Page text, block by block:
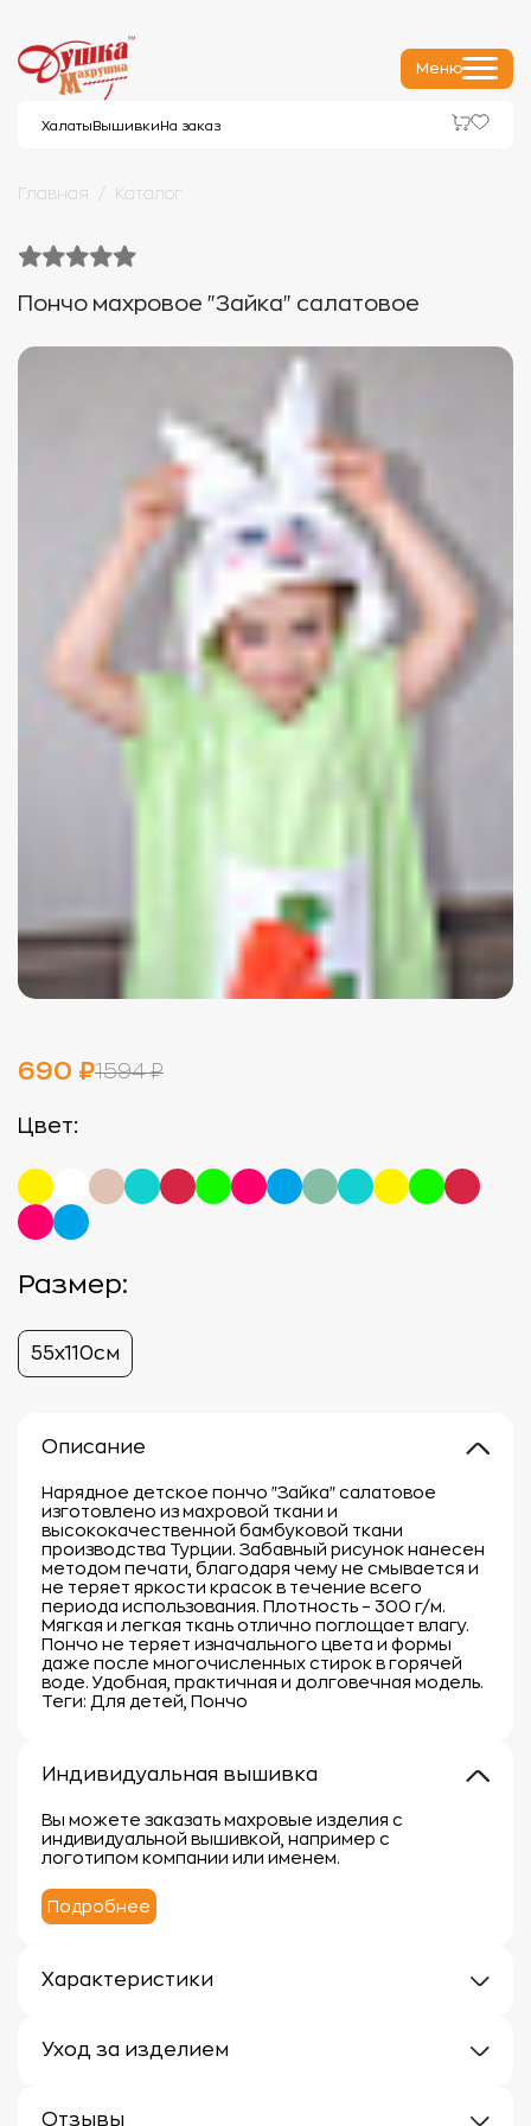
Меню
Халаты Вышивки На заказ
Главная Каталог
Пончо махровое "Зайка" салатовое
690 ₽1594 ₽
Цвет:
Размер:
55х110см
Описание
Нарядное детское пончо "Зайка" салатовое
изготовлено из махровой ткани и
высококачественной бамбуковой ткани
производства Турции. Забавный рисунок нанесен
методом печати, благодаря чему не смывается и
не теряет яркости красок в течение всего
периода использования. Плотность – 300 г/м.
Мягкая и легкая ткань отлично поглощает влагу.
Пончо не теряет изначального цвета и формы
даже после многочисленных стирок в горячей
воде. Удобная, практичная и долговечная модель.
Теги: Для детей, Пончо
Индивидуальная вышивка
Вы можете заказать махровые изделия с
индивидуальной вышивкой, например с
логотипом компании или именем.
Подробнее
Характеристики
Материал: 100% хлопок
Уход за изделием
чтобы сохранить их мягкость, впитывающие
Отзывы